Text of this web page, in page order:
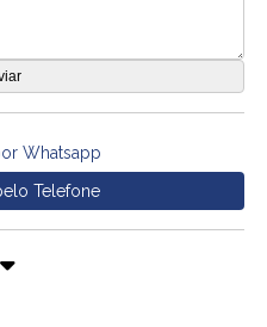
Whatsapp
Telefone